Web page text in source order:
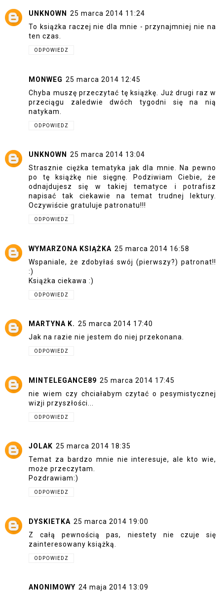
UNKNOWN
25 marca 2014 11:24
To książka raczej nie dla mnie - przynajmniej nie na
ten czas.
ODPOWIEDZ
MONWEG 25 marca 2014 12:45
Chyba muszę przeczytać tę książkę. Już drugi raz w
przeciągu zaledwie dwóch tygodni się na nią
natykam.
ODPOWIEDZ
UNKNOWN
25 marca 2014 13:04
Strasznie ciężka tematyka jak dla mnie. Na pewno
po tę książkę nie sięgnę. Podziwiam Ciebie, że
odnajdujesz się w takiej tematyce i potrafisz
napisać tak ciekawie na temat trudnej lektury.
Oczywiście gratuluje patronatu!!!
ODPOWIEDZ
WYMARZONA KSIĄŻKA 25 marca 2014 16:58
Wspaniale, że zdobyłaś swój (pierwszy?) patronat!!
:)
Książka ciekawa :)
ODPOWIEDZ
MARTYNA K. 25 marca 2014 17:40
Jak na razie nie jestem do niej przekonana.
ODPOWIEDZ
MINTELEGANCE89 25 marca 2014 17:45
nie wiem czy chciałabym czytać o pesymistycznej
wizji przyszłości...
ODPOWIEDZ
JOLAK 25 marca 2014 18:35
Temat za bardzo mnie nie interesuje, ale kto wie,
może przeczytam.
Pozdrawiam:)
ODPOWIEDZ
DYSKIETKA 25 marca 2014 19:00
Z całą pewnością pas, niestety nie czuje się
zainteresowany książką.
ODPOWIEDZ
ANONIMOWY 24 maja 2014 13:09